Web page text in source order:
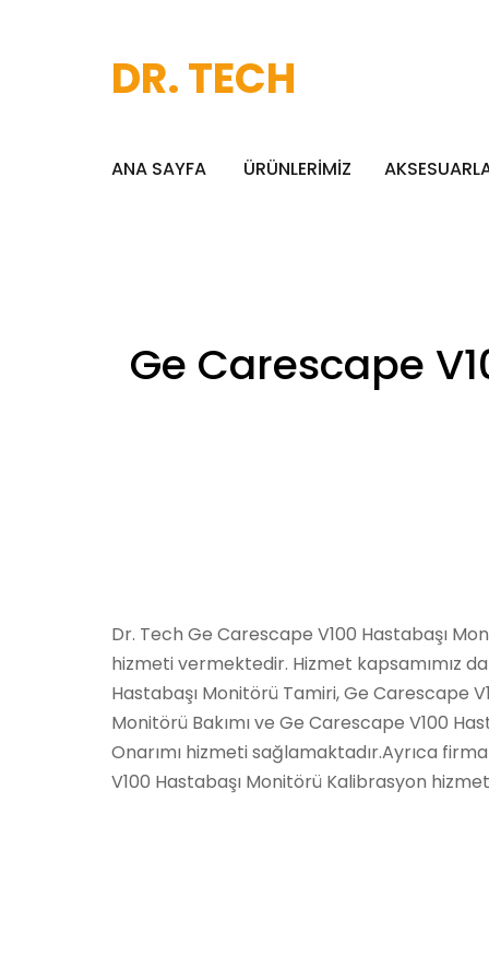
DR. TECH
ANA SAYFA ÜRÜNLERİMİZ
Ge Carescape
Dr. Tech Ge Carescape V100 Hastabaşı
hizmeti vermektedir. Hizmet kapsamımız
Hastabaşı Monitörü Tamiri, Ge Carescape
Monitörü Bakımı ve Ge Carescape V100
Onarımı hizmeti sağlamaktadır.Ayrıca
V100 Hastabaşı Monitörü Kalibrasyon